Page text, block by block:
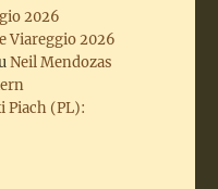
2026
Viareggio 2026
Neil Mendozas
Piach (PL):